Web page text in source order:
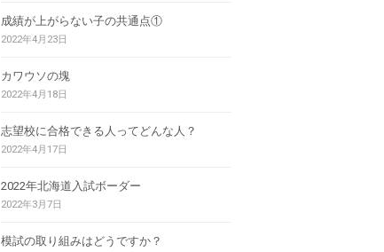
成績が上がらない子の共通点①
2022年4月23日
カワウソの塊
2022年4月18日
志望校に合格できる人ってどんな人？
2022年4月17日
2022年北海道入試ボーダー
2022年3月7日
模試の取り組みはどうですか？